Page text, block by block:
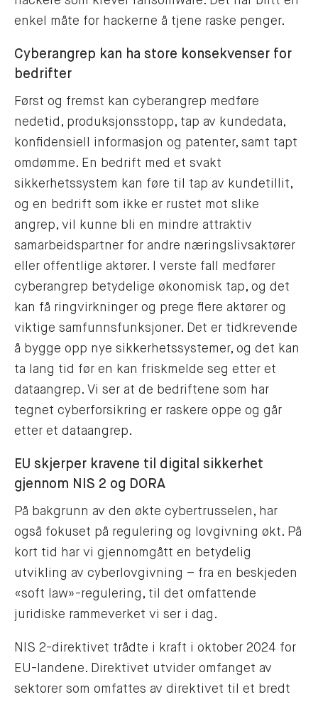
enkel måte for hackerne å tjene raske penger.
Cyberangrep kan ha store konsekvenser for
bedrifter
Først og fremst kan cyberangrep medføre
nedetid, produksjonsstopp, tap av kundedata,
konfidensiell informasjon og patenter, samt tapt
omdømme. En bedrift med et svakt
sikkerhetssystem kan føre til tap av kundetillit,
og en bedrift som ikke er rustet mot slike
angrep, vil kunne bli en mindre attraktiv
samarbeidspartner for andre næringslivsaktører
eller offentlige aktører. I verste fall medfører
cyberangrep betydelige økonomisk tap, og det
kan få ringvirkninger og prege flere aktører og
viktige samfunnsfunksjoner. Det er tidkrevende
å bygge opp nye sikkerhetssystemer, og det kan
ta lang tid før en kan friskmelde seg etter et
dataangrep. Vi ser at de bedriftene som har
tegnet cyberforsikring er raskere oppe og går
etter et dataangrep.
EU skjerper kravene til digital sikkerhet
gjennom NIS 2 og DORA
På bakgrunn av den økte cybertrusselen, har
også fokuset på regulering og lovgivning økt. På
kort tid har vi gjennomgått en betydelig
utvikling av cyberlovgivning – fra en beskjeden
«soft law»-regulering, til det omfattende
juridiske rammeverket vi ser i dag.
NIS 2-direktivet trådte i kraft i oktober 2024 for
EU-landene. Direktivet utvider omfanget av
sektorer som omfattes av direktivet til et bredt